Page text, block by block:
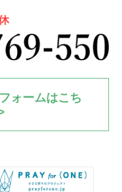
ォームはこち